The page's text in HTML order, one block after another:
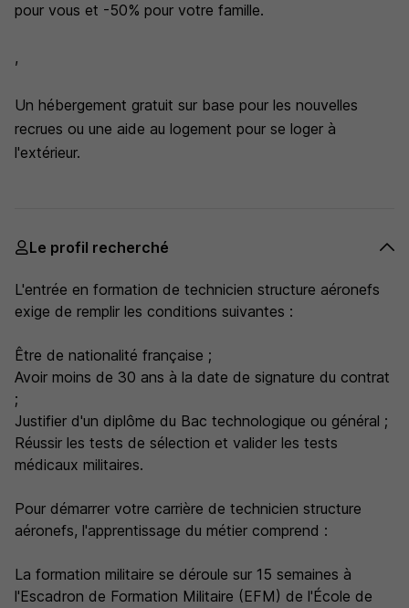
pour vous et -50% pour votre famille.
,
Un hébergement gratuit sur base pour les nouvelles
recrues ou une aide au logement pour se loger à
l'extérieur.
Le profil recherché
L'entrée en formation de technicien structure aéronefs
exige de remplir les conditions suivantes :
Être de nationalité française ;
Avoir moins de 30 ans à la date de signature du contrat
;
Justifier d'un diplôme du Bac technologique ou général ;
Réussir les tests de sélection et valider les tests
médicaux militaires.
Pour démarrer votre carrière de technicien structure
aéronefs, l'apprentissage du métier comprend :
La formation militaire se déroule sur 15 semaines à
l'Escadron de Formation Militaire (EFM) de l'École de